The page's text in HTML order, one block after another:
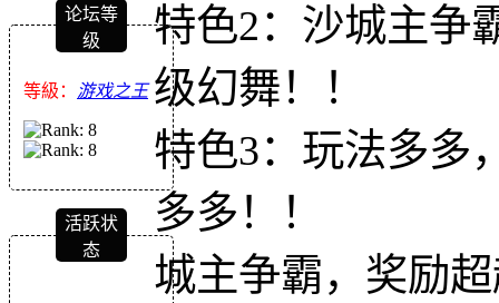
论坛等
级
等級： 游戏之王
活跃状
态
特色2：沙城主争
级幻舞！！
特色3：玩法多多
多多！！
城主争霸，奖励